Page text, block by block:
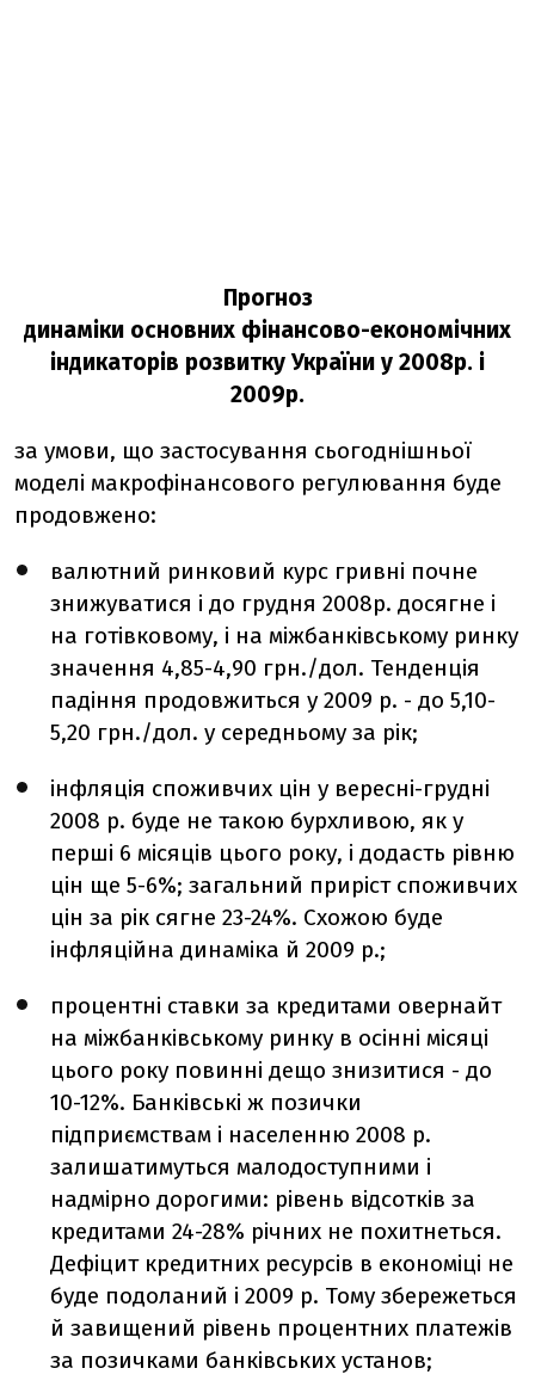
Прогноз
динаміки основних фінансово-економічних
індикаторів розвитку України у 2008р. і
2009р.
за умови, що застосування сьогоднішньої
моделі макрофінансового регулювання буде
продовжено:
валютний ринковий курс гривні почне
знижуватися і до грудня 2008р. досягне і
на готівковому, і на міжбанківському ринку
значення 4,85-4,90 грн./дол. Тенденція
падіння продовжиться у 2009 р. - до 5,10-
5,20 грн./дол. у середньому за рік;
інфляція споживчих цін у вересні-грудні
2008 р. буде не такою бурхливою, як у
перші 6 місяців цього року, і додасть рівню
цін ще 5-6%; загальний приріст споживчих
цін за рік сягне 23-24%. Схожою буде
інфляційна динаміка й 2009 р.;
процентні ставки за кредитами овернайт
на міжбанківському ринку в осінні місяці
цього року повинні дещо знизитися - до
10-12%. Банківські ж позички
підприємствам і населенню 2008 р.
залишатимуться малодоступними і
надмірно дорогими: рівень відсотків за
кредитами 24-28% річних не похитнеться.
Дефіцит кредитних ресурсів в економіці не
буде подоланий і 2009 р. Тому збережеться
й завищений рівень процентних платежів
за позичками банківських установ;